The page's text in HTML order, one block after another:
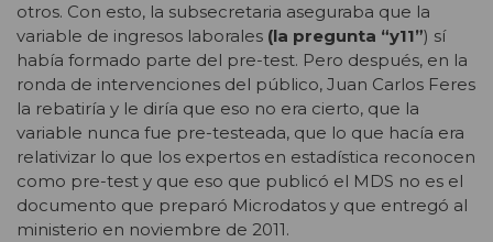
otros. Con esto, la subsecretaria aseguraba que la
variable de ingresos laborales (la pregunta “y11”) sí
había formado parte del pre-test. Pero después, en la
ronda de intervenciones del público, Juan Carlos Feres
la rebatiría y le diría que eso no era cierto, que la
variable nunca fue pre-testeada, que lo que hacía era
relativizar lo que los expertos en estadística reconocen
como pre-test y que eso que publicó el MDS no es el
documento que preparó Microdatos y que entregó al
ministerio en noviembre de 2011.